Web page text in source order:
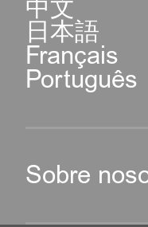
中文
日本語
Français
Português
Sobre